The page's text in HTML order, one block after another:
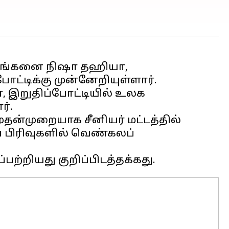
நிஷா தஹியா,
முன்னேறியுள்ளார்.
இறுதிப்போட்டியில் உலக
சீனியர் மட்டத்தில்
பிரிவுகளில் வெண்கலப்